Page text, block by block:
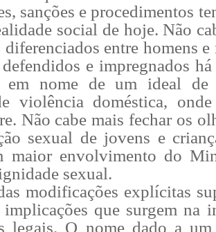
sanções e procedimentos
social de hoje. Não
diferenciados entre homens
e impregnados há
em nome de um ideal
violência doméstica,
Não cabe mais fechar os
sexual de jovens e
maior envolvimento do
sexual.
modificações explícitas
implicações que surgem na
legais. O nome dado a